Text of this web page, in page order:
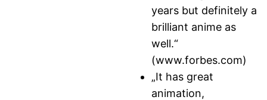
years but definitely a
brilliant anime as
well.“
(www.forbes.com)
„It has great
animation,